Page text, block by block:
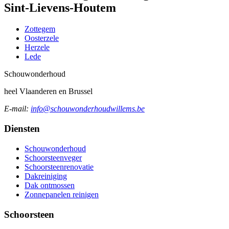
Sint-Lievens-Houtem
Zottegem
Oosterzele
Herzele
Lede
Schouwonderhoud
heel Vlaanderen en Brussel
E-mail: info@schouwonderhoudwillems.be
Diensten
Schouwonderhoud
Schoorsteenveger
Schoorsteenrenovatie
Dakreiniging
Dak ontmossen
Zonnepanelen reinigen
Schoorsteen